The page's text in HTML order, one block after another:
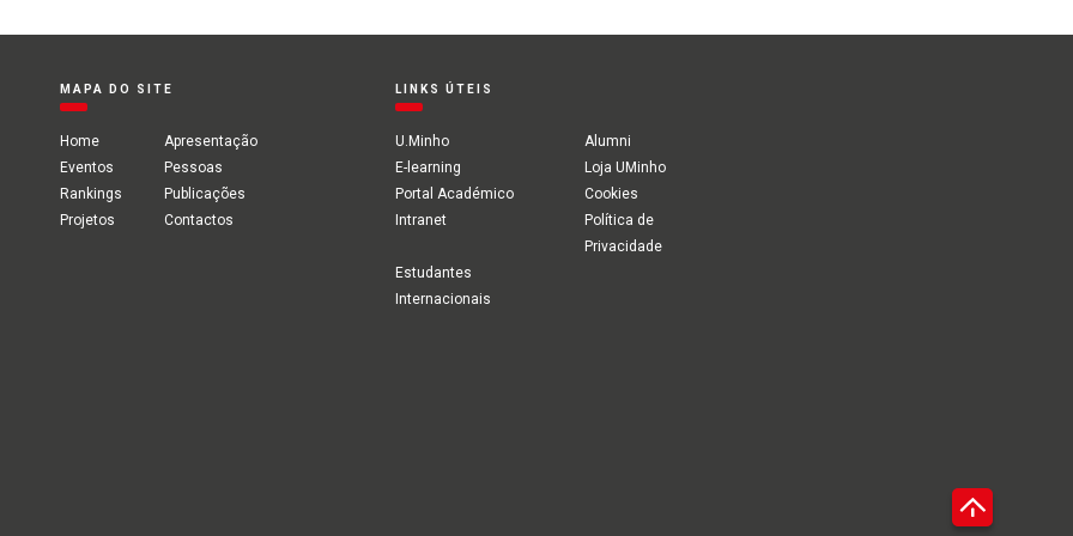
MAPA DO SITE
Home
Apresentação
Eventos
Pessoas
Rankings
Publicações
Projetos
Contactos
LINKS ÚTEIS
U.Minho
Alumni
E-learning
Loja UMinho
Portal Académico
Cookies
Intranet
Política de
Privacidade
Estudantes
Internacionais